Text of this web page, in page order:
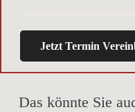
Jetzt Termin
Das könnte Sie